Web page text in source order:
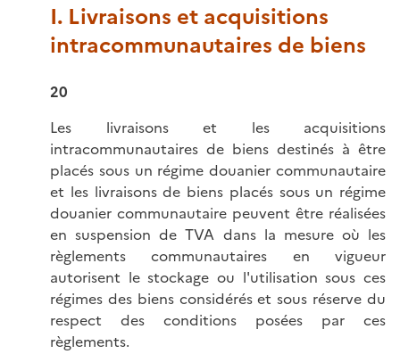
I. Livraisons et acquisitions
intracommunautaires de biens
20
Les livraisons et les acquisitions
intracommunautaires de biens destinés à être
placés sous un régime douanier communautaire
et les livraisons de biens placés sous un régime
douanier communautaire peuvent être réalisées
en suspension de TVA dans la mesure où les
règlements communautaires en vigueur
autorisent le stockage ou l'utilisation sous ces
régimes des biens considérés et sous réserve du
respect des conditions posées par ces
règlements.